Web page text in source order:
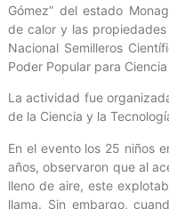
Gómez” del estado
de calor y las
Nacional Semilleros
Poder Popular para
La actividad fue
de la Ciencia y la
En el evento los 25 niños
años, observaron que al
lleno de aire, este
llama. Sin embargo,